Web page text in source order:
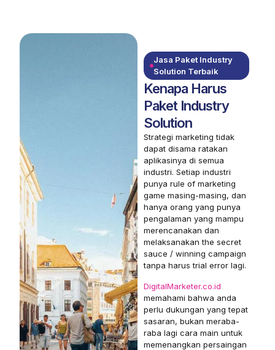
Jasa Paket Industry
Solution Terbaik
Kenapa Harus
Paket Industry
Solution
Strategi marketing tidak
dapat disama ratakan
aplikasinya di semua
industri. Setiap industri
punya rule of marketing
game masing-masing, dan
hanya orang yang punya
pengalaman yang mampu
merencanakan dan
melaksanakan the secret
sauce / winning campaign
tanpa harus trial error lagi.
DigitalMarketer.co.id
memahami bahwa anda
perlu dukungan yang tepat
sasaran, bukan meraba-
raba lagi cara main untuk
memenangkan persaingan